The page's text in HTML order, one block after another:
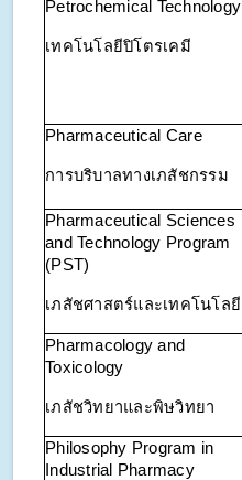
Petrochemical Technology
เทคโนโลยีปิโตรเคมี
Pharmaceutical Care
การบริบาลทางเภสัชกรรม
Pharmaceutical Sciences
and Technology Program
(PST)
เภสัชศาสตร์และเทคโนโลยี
Pharmacology and
Toxicology
เภสัชวิทยาและพิษวิทยา
Philosophy Program in
Industrial Pharmacy